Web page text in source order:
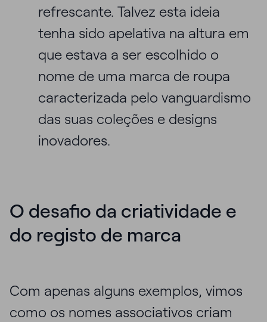
refrescante. Talvez esta ideia
tenha sido apelativa na altura em
que estava a ser escolhido o
nome de uma marca de roupa
caracterizada pelo vanguardismo
das suas coleções e designs
inovadores.
O desafio da criatividade e
do registo de marca
Com apenas alguns exemplos, vimos
como os nomes associativos criam